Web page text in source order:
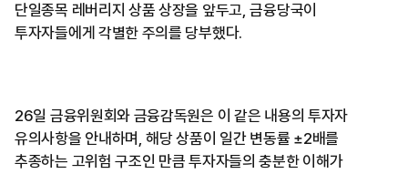
단일종목 레버리지 상품 상장을 앞두고, 금융당국이
투자자들에게 각별한 주의를 당부했다.
26일 금융위원회와 금융감독원은 이 같은 내용의 투자자
유의사항을 안내하며, 해당 상품이 일간 변동률 ±2배를
추종하는 고위험 구조인 만큼 투자자들의 충분한 이해가